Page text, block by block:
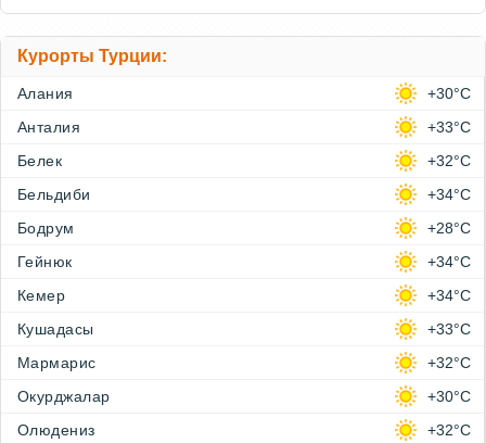
Курорты Турции:
Алания
+30°C
Анталия
+33°C
Белек
+32°C
Бельдиби
+34°C
Бодрум
+28°C
Гейнюк
+34°C
Кемер
+34°C
Кушадасы
+33°C
Мармарис
+32°C
Окурджалар
+30°C
Олюдениз
+32°C